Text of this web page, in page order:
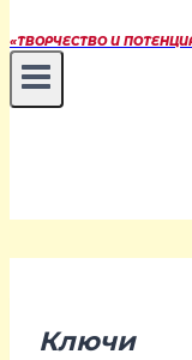
«ТВОРЧЕСТВО И
Ключи